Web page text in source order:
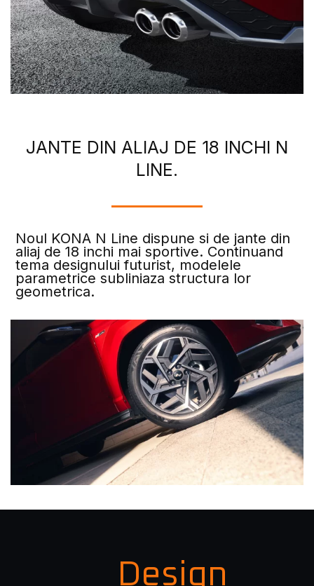
JANTE DIN ALIAJ DE 18 INCHI N
LINE.
Noul KONA N Line dispune si de jante din
aliaj de 18 inchi mai sportive. Continuand
tema designului futurist, modelele
parametrice subliniaza structura lor
geometrica.
Design